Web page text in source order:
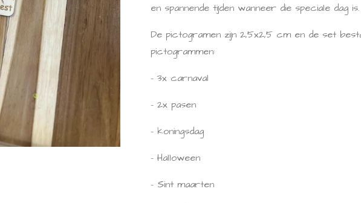
en spannende tijden wanneer die speciale dag is.
De pictogramen zijn 2,5x2,5 cm en de set
pictogrammen:
- 3x carnaval
- 2x pasen
- koningsdag
- Halloween
- Sint maarten